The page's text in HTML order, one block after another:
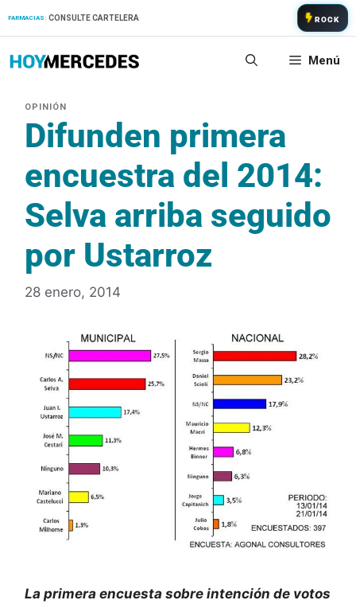
FARMACIAS: CONSULTE CARTELERA ROCK
Menú
Difunden primera
encuestra del 2014:
Selva arriba seguido
por Ustarroz
28 enero, 2014
La primera encuesta sobre intención de votos